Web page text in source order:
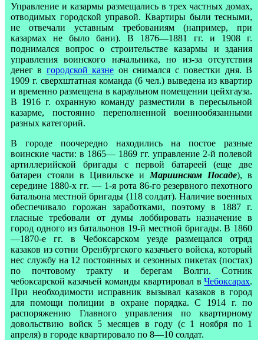
Управление и казармы размещались в трех частных домах,
отводимых городской управой. Квартиры были тесными,
не отвечали уставным требованиям (например, при
казармах не было бани). В 1876—1881 гг. и 1908 г.
поднимался вопрос о строительстве казармы и здания
управления воинского начальника, но из-за отсутствия
денег в городской казне он снимался с повестки дня. В
1909 г. сверхштатная команда (6 чел.) выведена из квартир
и временно размещена в караульном помещении цейхгауза.
В 1916 г. охранную команду разместили в пересыльной
казарме, постоянно переполненной военнообязанными
разных категорий.
В городе поочередно находились на постое разные
воинские части: в 1865— 1869 гг. управление 2-й полевой
артиллерийской бригады с первой батареей (еще две
батареи стояли в Цивильске и Мариинском Посаде), в
середине 1880-х гг. — 1-я рота 86-го резервного пехотного
батальона местной бригады (118 солдат). Наличие военных
обеспечивало горожан заработками, поэтому в 1887 г.
гласные требовали от думы лоббировать назначение в
город одного из батальонов 19-й местной бригады. В 1860
—1870-е гг. в Чебоксарском уезде размещался отряд
казаков из сотни Оренбургского казачьего войска, который
нес службу на 12 постоянных и сезонных пикетах (постах)
по почтовому тракту и берегам Волги. Сотник
чебоксарской казачьей команды квартировал вЧебоксарах.
При необходимости исправник вызывал казаков в город
для помощи полиции в охране порядка. С 1914 г. по
распоряжению Главного управления по квартирному
довольствию войск 5 месяцев в году (с 1 ноября по 1
апреля) в городе квартировало по 8—10 солдат.